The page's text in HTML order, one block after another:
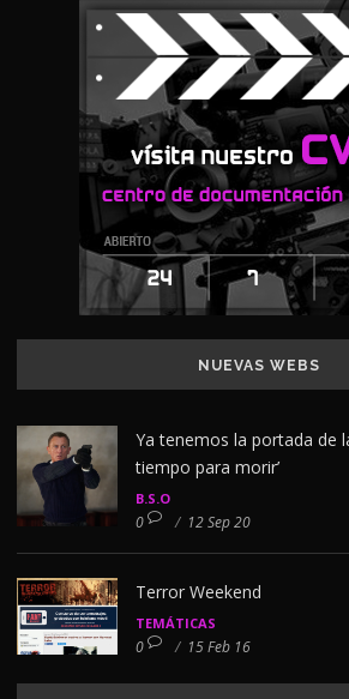
NUEVAS WEBS
Ya tenemos la portada de
tiempo para morir’
B.S.O
0 / 12 Sep 20
Terror Weekend
TEMÁTICAS
0 / 15 Feb 16